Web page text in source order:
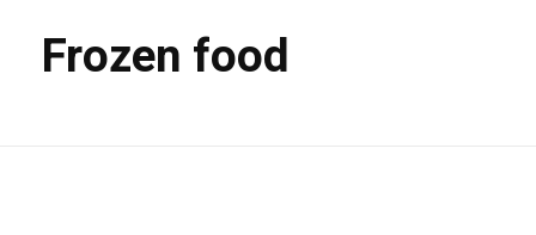
Frozen food